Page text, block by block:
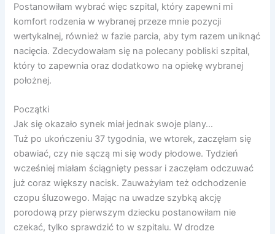
Postanowiłam wybrać więc szpital, który zapewni mi
komfort rodzenia w wybranej przeze mnie pozycji
wertykalnej, również w fazie parcia, aby tym razem uniknąć
nacięcia. Zdecydowałam się na polecany pobliski szpital,
który to zapewnia oraz dodatkowo na opiekę wybranej
położnej.
Początki
Jak się okazało synek miał jednak swoje plany…
Tuż po ukończeniu 37 tygodnia, we wtorek, zaczęłam się
obawiać, czy nie sączą mi się wody płodowe. Tydzień
wcześniej miałam ściągnięty pessar i zaczęłam odczuwać
już coraz większy nacisk. Zauważyłam też odchodzenie
czopu śluzowego. Mając na uwadze szybką akcję
porodową przy pierwszym dziecku postanowiłam nie
czekać, tylko sprawdzić to w szpitalu. W drodze